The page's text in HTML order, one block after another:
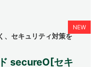
secureO[セキ
、セキュリティ対策を